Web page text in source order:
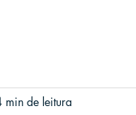
min de leitura